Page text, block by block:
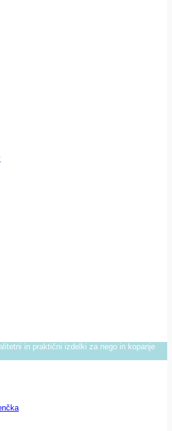
in praktični izdelki za nego in kopanje